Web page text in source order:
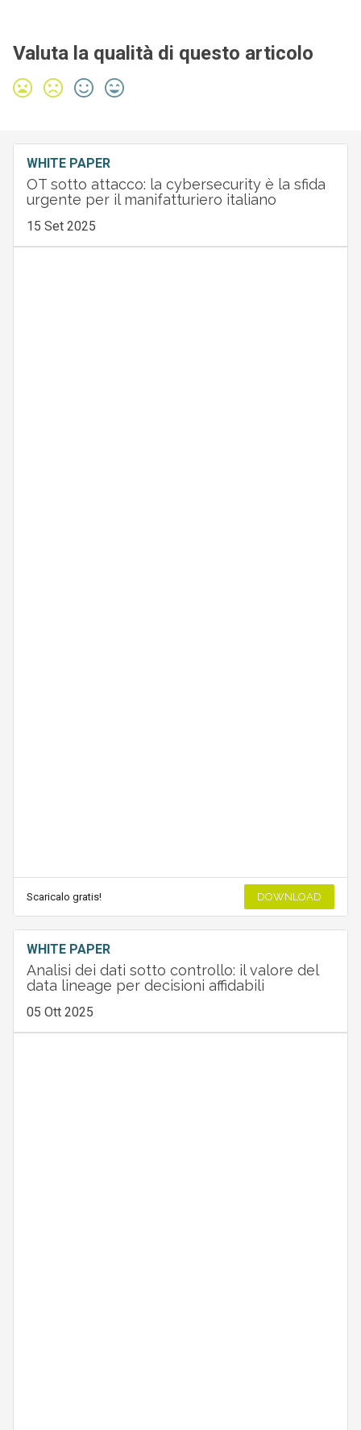
Valuta la qualità di questo articolo
WHITE PAPER
OT sotto attacco: la cybersecurity è la sfida
urgente per il manifatturiero italiano
15 Set 2025
Scaricalo gratis! DOWNLOAD
WHITE PAPER
Analisi dei dati sotto controllo: il valore del
data lineage per decisioni affidabili
05 Ott 2025